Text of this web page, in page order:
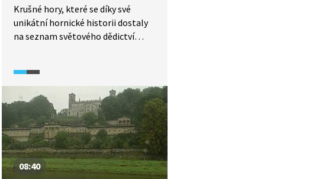
Krušné hory, které se díky své
unikátní hornické historii dostaly
na seznam světového dědictví
těžby. V reportáži pořadu Objektiv
(2025) se vydáme na saskou stranu
pohoří, kde navštívíme historickou
štolu a připomeneme si, jak lidé
svou činností proměnili zdejší
krajinu. U Altenbergu nás čeká
monumentální propadlina,
u Scheibenbergu impozantní
08:40